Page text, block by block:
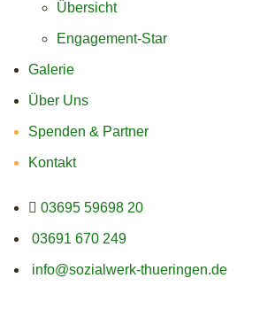
Übersicht
Engagement-Star
Galerie
Über Uns
Spenden & Partner
Kontakt
03695 59698 20
03691 670 249
info@sozialwerk-thueringen.de